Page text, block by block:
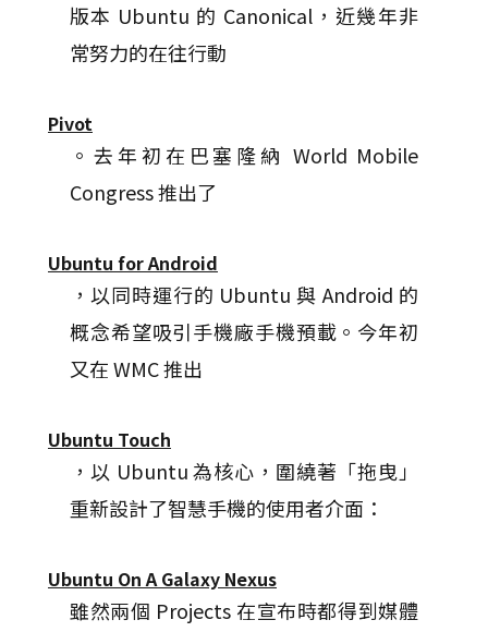
版本 Ubuntu 的 Canonical，近幾年非
常努力的在往行動
Pivot
。去年初在巴塞隆納 World Mobile
Congress 推出了
Ubuntu for Android
，以同時運行的 Ubuntu 與 Android 的
概念希望吸引手機廠手機預載。今年初
又在 WMC 推出
Ubuntu Touch
，以 Ubuntu 為核心，圍繞著「拖曳」
重新設計了智慧手機的使用者介面：
Ubuntu On A Galaxy Nexus
雖然兩個 Projects 在宣布時都得到媒體